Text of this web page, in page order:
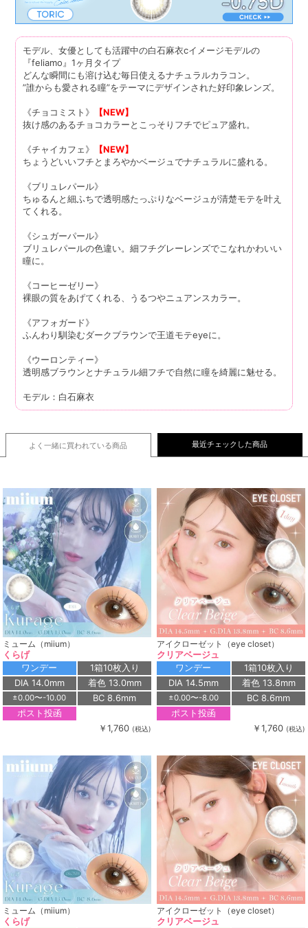
モデル、女優としても活躍中の白石麻衣cイメージモデルの
『feliamo』1ヶ月タイプ
どんな瞬間にも溶け込む毎日使えるナチュラルカラコン。
”誰からも愛される瞳”をテーマにデザインされた好印象レンズ。
《チョコミスト》
【NEW】
抜け感のあるチョコカラーとこっそりフチでピュア盛れ。
《チャイカフェ》
【NEW】
ちょうどいいフチとまろやかベージュでナチュラルに盛れる。
《ブリュレパール》
ちゅるんと細ふちで透明感たっぷりなベージュが清楚モテを叶え
てくれる。
《シュガーパール》
ブリュレパールの色違い。細フチグレーレンズでこなれかわいい
瞳に。
《コーヒーゼリー》
裸眼の質をあげてくれる、うるつやニュアンスカラー。
《アフォガード》
ふんわり馴染むダークブラウンで王道モテeyeに。
《ウーロンティー》
透明感ブラウンとナチュラル細フチで自然に瞳を綺麗に魅せる。
モデル：白石麻衣
よく一緒に買われている商品 最近チェックした商品
ミューム（miium）
くらげ
ワンデー
1箱10枚入り
DIA 14.0mm
着色 13.0mm
±0.00〜-10.00
BC 8.6mm
ポスト投函
￥1,760 (税込)
アイクローゼット（eye closet）
クリアベージュ
ワンデー
1箱10枚入り
DIA 14.5mm
着色 13.8mm
±0.00〜-8.00
BC 8.6mm
ポスト投函
￥1,760 (税込)
ミューム（miium）
くらげ
アイクローゼット（eye closet）
クリアベージュ